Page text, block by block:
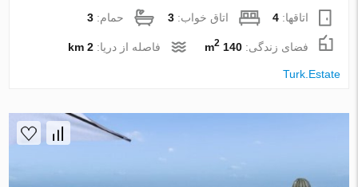
اتاقها:4 اتاق خواب:3 حمام:3
فضای زندگی:140 m
2 فاصله از دریا:2 km
Turk.Estate